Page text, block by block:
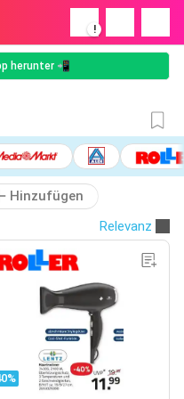
!
herunter 📲
Hinzufügen
Relevanz